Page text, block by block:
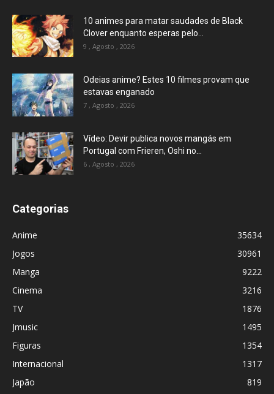
10 animes para matar saudades de Black
Clover enquanto esperas pelo...
9 , Agosto , 2026
Odeias anime? Estes 10 filmes provam que
estavas enganado
7 , Agosto , 2026
Vídeo: Devir publica novos mangás em
Portugal com Frieren, Oshi no...
6 , Agosto , 2026
Categorias
Anime
35634
Jogos
30961
Manga
9222
Cinema
3216
TV
1876
Jmusic
1495
Figuras
1354
Internacional
1317
Japão
819